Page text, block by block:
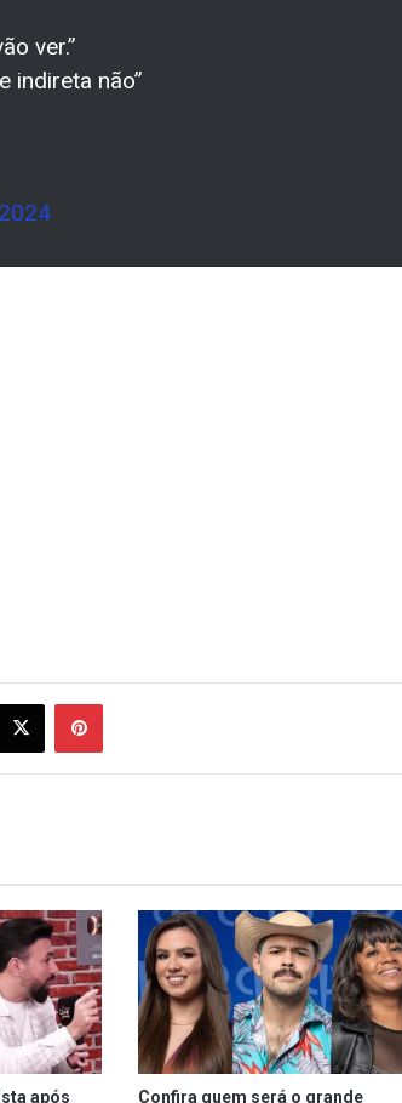
ver.”
indireta não”
X Pinterest
após Confira quem será o grande